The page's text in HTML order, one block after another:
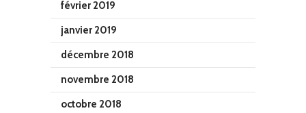
février 2019
janvier 2019
décembre 2018
novembre 2018
octobre 2018